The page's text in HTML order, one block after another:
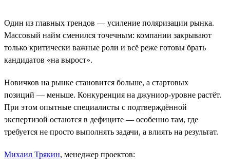
Один из главных трендов — усиление поляризации рынка.
Массовый найм сменился точечным: компании закрывают
только критически важные роли и всё реже готовы брать
кандидатов «на вырост».
Новичков на рынке становится больше, а стартовых
позиций — меньше. Конкуренция на джуниор-уровне растёт.
При этом опытные специалисты с подтверждённой
экспертизой остаются в дефиците — особенно там, где
требуется не просто выполнять задачи, а влиять на результат.
Михаил Трякин, менеджер проектов: